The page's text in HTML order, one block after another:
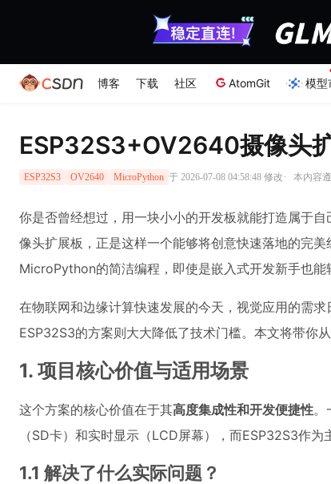
博客 下载 社区 AtomGit 模型
ESP32S3+OV2640摄像头
ESP32S3 OV2640 MicroPython 于 2026-07-08 04:58:48 修改· 本内容
你是否曾经想过，用一块小小的开发板就能打造属于
像头扩展板，正是这样一个能够将创意快速落地的完
MicroPython的简洁编程，即使是嵌入式开发新手也能
在物联网和边缘计算快速发展的今天，视觉应用的需
ESP32S3的方案则大大降低了技术门槛。本文将带你
1. 项目核心价值与适用场景
这个方案的核心价值在于其高度集成性和开发便捷性。
（SD卡）和实时显示（LCD屏幕），而ESP32S3作
1.1 解决了什么实际问题？